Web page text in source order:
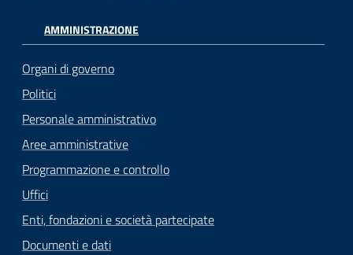
AMMINISTRAZIONE
Organi di governo
Politici
Personale amministrativo
Aree amministrative
Programmazione e controllo
Uffici
Enti, fondazioni e società partecipate
Documenti e dati